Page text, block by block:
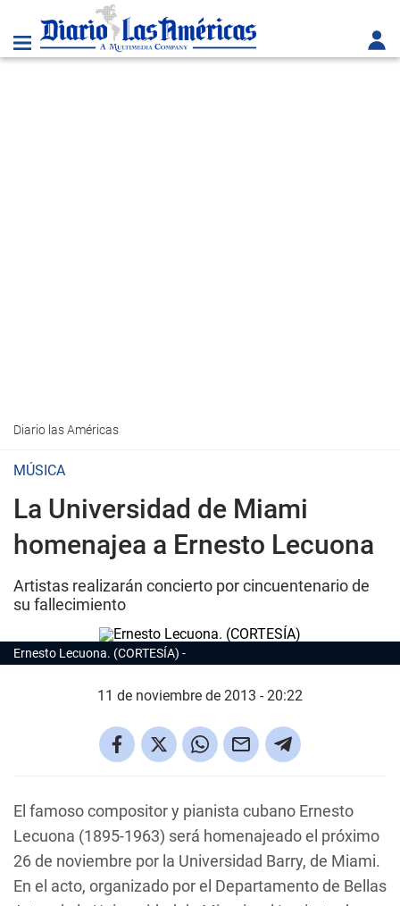
Diario las Américas
MÚSICA
La Universidad de Miami
homenajea a Ernesto Lecuona
Artistas realizarán concierto por cincuentenario de
su fallecimiento
Ernesto Lecuona. (CORTESÍA)
11 de noviembre de 2013 - 20:22
El famoso compositor y pianista cubano Ernesto
Lecuona (1895-1963) será homenajeado el próximo
26 de noviembre por la Universidad Barry, de Miami.
En el acto, organizado por el Departamento de Bellas